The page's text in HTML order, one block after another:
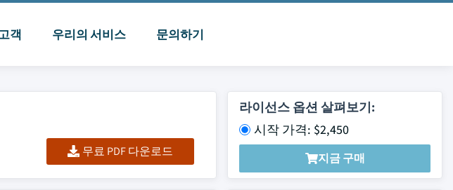
객 우리의 서비스 문의하기
무료 PDF 다운로드
라이선스 옵션 살펴보기:
시작 가격: $2,450
지금 구매